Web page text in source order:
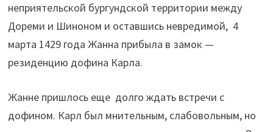
неприятельской бургундской территории между
Дореми и Шиноном и оставшись невредимой, 4
марта 1429 года Жанна прибыла в замок —
резиденцию дофина Карла.
Жанне пришлось еще долго ждать встречи с
дофином. Карл был мнительным, слабовольным, но